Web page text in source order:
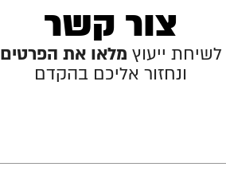
צור קשר
לשיחת ייעוץ מלאו את הפרטים
ונחזור אליכם בהקדם